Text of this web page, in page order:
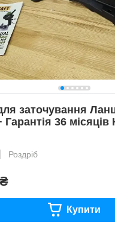
заточування
Гарантія 36 місяців
Роздріб
₴
Купити